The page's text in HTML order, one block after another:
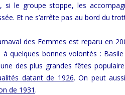
si le groupe stoppe, les
Et ne s’arrête pas au bord du
des Femmes est reparu en
à quelques bonnes volontés :
des plus grandes fêtes
datant de 1926. On peut
de 1931.